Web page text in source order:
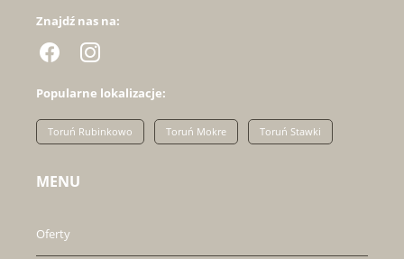
Znajdź nas na:
Popularne lokalizacje:
Toruń Rubinkowo Toruń Mokre Toruń Stawki
MENU
Oferty